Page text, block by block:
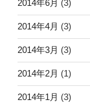
2014年6月 (3)
2014年4月 (3)
2014年3月 (3)
2014年2月 (1)
2014年1月 (3)